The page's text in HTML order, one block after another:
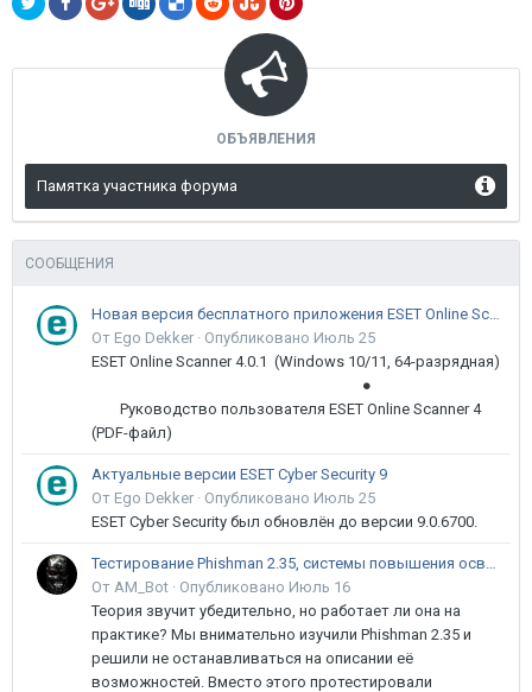
ОБЪЯВЛЕНИЯ
Памятка участника форума
СООБЩЕНИЯ
Новая версия бесплатного приложения ESET Online Scanner доступна пользователям
От Ego Dekker · Опубликовано Июль 25
ESET Online Scanner 4.0.1 (Windows 10/11, 64-разрядная)
●
Руководство пользователя ESET Online Scanner 4
(PDF-файл)
Актуальные версии ESET Cyber Security 9
От Ego Dekker · Опубликовано Июль 25
ESET Cyber Security был обновлён до версии 9.0.6700.
Тестирование Phishman 2.35, системы повышения осведомлённости пользователей в сфере ИБ
От AM_Bot · Опубликовано Июль 16
Теория звучит убедительно, но работает ли она на
практике? Мы внимательно изучили Phishman 2.35 и
решили не останавливаться на описании её
возможностей. Вместо этого протестировали